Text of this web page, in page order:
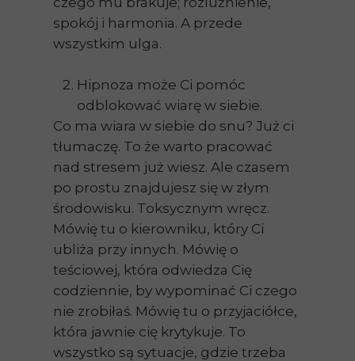
spokój i harmonia. A przede
wszystkim ulga.
Hipnoza może Ci pomóc
odblokować wiarę w siebie.
Co ma wiara w siebie do snu? Już ci
tłumaczę. To że warto pracować
nad stresem już wiesz. Ale czasem
po prostu znajdujesz się w złym
środowisku. Toksycznym wręcz.
Mówię tu o kierowniku, który Ci
ubliża przy innych. Mówię o
teściowej, która odwiedza Cię
codziennie, by wypominać Ci czego
nie zrobiłaś. Mówię tu o przyjaciółce,
która jawnie cię krytykuje. To
wszystko są sytuacje, gdzie trzeba